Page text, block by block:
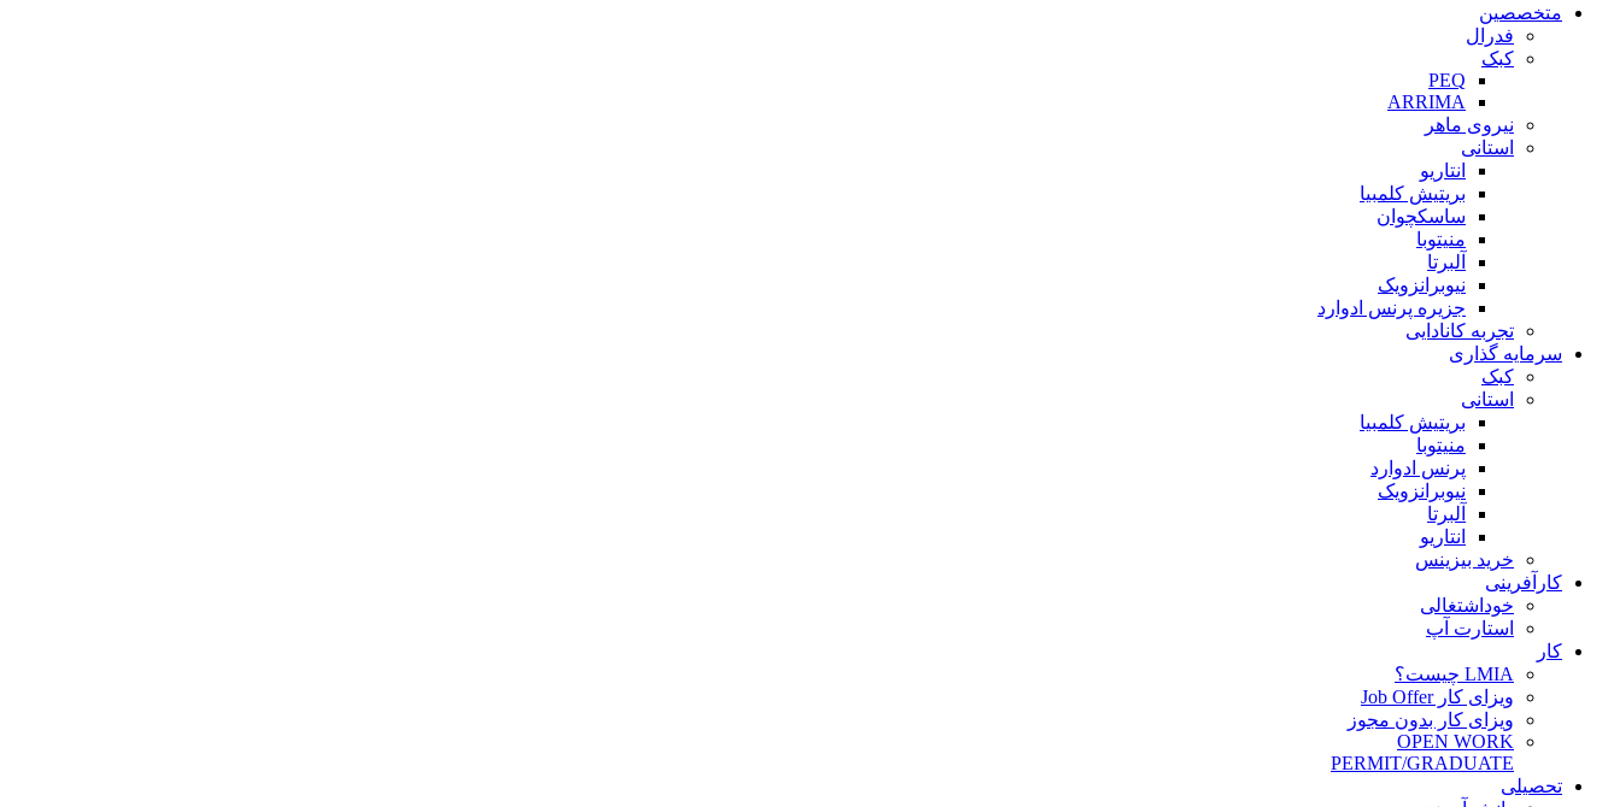
متخصصین
فدرال
کبک
PEQ
ARRIMA
نیروی ماهر
استانی
انتاریو
بریتیش کلمبیا
ساسکچوان
منیتوبا
آلبرتا
نیوبرانزویک
جزیره پرنس ادوارد
تجربه کانادایی
سرمایه گذاری
کبک
استانی
بریتیش کلمبیا
منیتوبا
پرنس ادوارد
نیوبرانزویک
آلبرتا
انتاریو
خرید بیزینس
کارآفرینی
خوداشتغالی
استارت آپ
کار
LMIA چیست؟
ویزای کار Job Offer
ویزای کار بدون مجوز
OPEN WORK
PERMIT/GRADUATE
تحصیلی